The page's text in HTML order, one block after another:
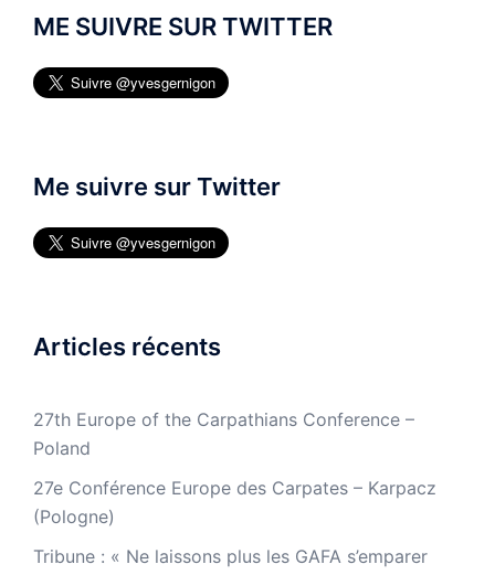
ME SUIVRE SUR TWITTER
Me suivre sur Twitter
Articles récents
27th Europe of the Carpathians Conference –
Poland
27e Conférence Europe des Carpates – Karpacz
(Pologne)
Tribune : « Ne laissons plus les GAFA s’emparer